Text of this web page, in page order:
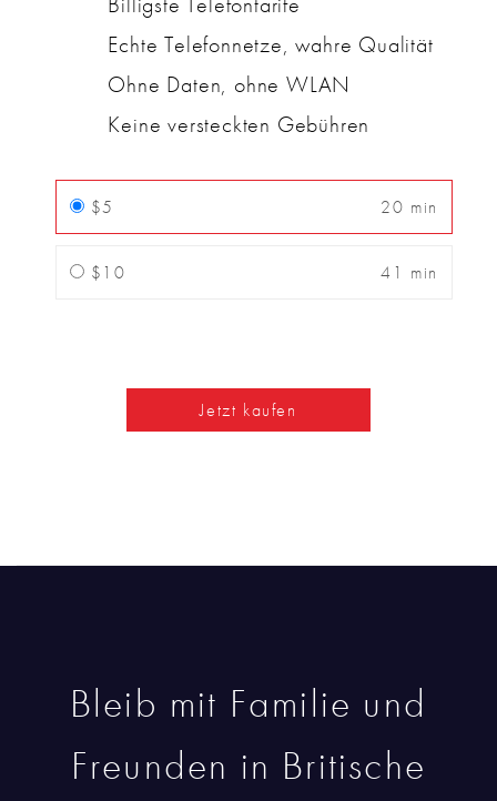
Echte Telefonnetze, wahre Qualität
Ohne Daten, ohne WLAN
Keine versteckten Gebühren
$5 20 min
$10 41 min
Jetzt kaufen
Bleib mit Familie und
Freunden in Britische